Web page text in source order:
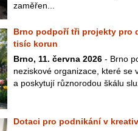
zaměřen...
Brno podpoří tři projekty pro
tisíc korun
Brno, 11. června 2026 - Brno
neziskové organizace, které se
a poskytují různorodou škálu
Dotaci pro podnikání v